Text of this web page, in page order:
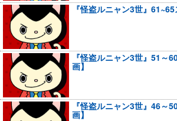
『怪盗ルニャン3世』61~65
『怪盗ルニャン3世』51～
画】
『怪盗ルニャン3世』46～
画】